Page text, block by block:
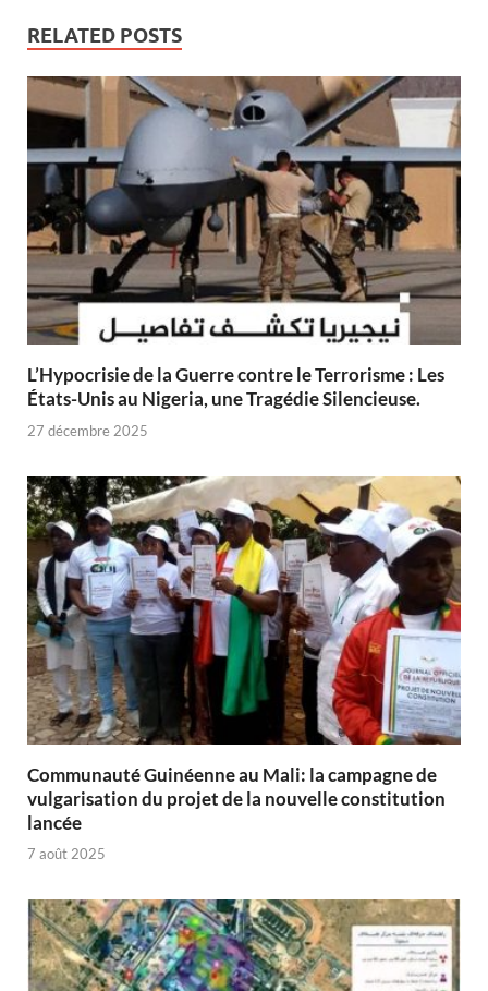
RELATED POSTS
L’Hypocrisie de la Guerre contre le Terrorisme : Les
États-Unis au Nigeria, une Tragédie Silencieuse.
27 décembre 2025
Communauté Guinéenne au Mali: la campagne de
vulgarisation du projet de la nouvelle constitution
lancée
7 août 2025